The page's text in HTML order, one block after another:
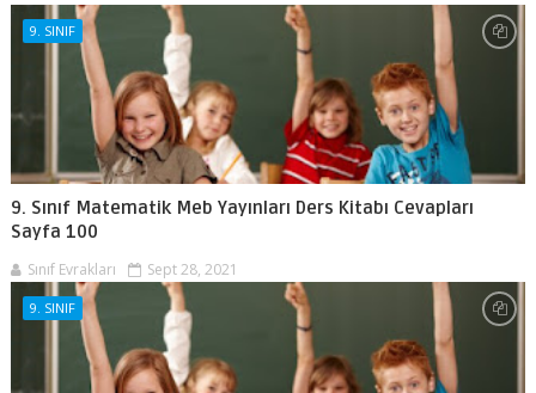
9. SINIF
9. Sınıf Matematik Meb Yayınları Ders Kitabı Cevapları
Sayfa 100
Sınıf Evrakları Sept 28, 2021
9. SINIF